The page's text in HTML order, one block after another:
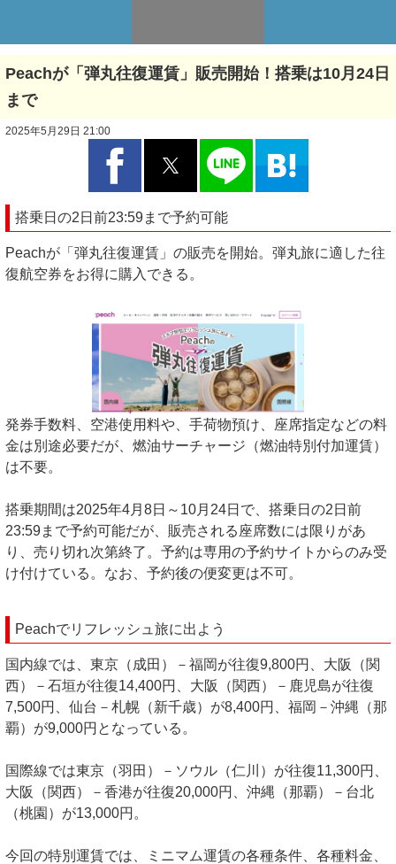
Peachが「弾丸往復運賃」販売開始！搭乗は10月24日
まで
2025年5月29日 21:00
搭乗日の2日前23:59まで予約可能
Peachが「弾丸往復運賃」の販売を開始。弾丸旅に適した往
復航空券をお得に購入できる。
発券手数料、空港使用料や、手荷物預け、座席指定などの料
金は別途必要だが、燃油サーチャージ（燃油特別付加運賃）
は不要。
搭乗期間は2025年4月8日～10月24日で、搭乗日の2日前
23:59まで予約可能だが、販売される座席数には限りがあ
り、売り切れ次第終了。予約は専用の予約サイトからのみ受
け付けている。なお、予約後の便変更は不可。
Peachでリフレッシュ旅に出よう
国内線では、東京（成田）－福岡が往復9,800円、大阪（関
西）－石垣が往復14,400円、大阪（関西）－鹿児島が往復
7,500円、仙台－札幌（新千歳）が8,400円、福岡－沖縄（那
覇）が9,000円となっている。
国際線では東京（羽田）－ソウル（仁川）が往復11,300円、
大阪（関西）－香港が往復20,000円、沖縄（那覇）－台北
（桃園）が13,000円。
今回の特別運賃では、ミニマム運賃の各種条件、各種料金、